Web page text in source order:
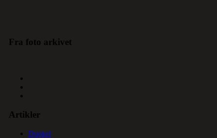
Fra foto arkivet
Artikler
Dunkel